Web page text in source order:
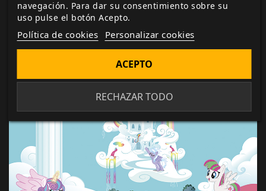
Equestria utilizada por el director de juego para
esconder sus mapas, notas y los dados que tira.
Además, hay información útil y referencias en el lado
navegación. Para dar su consentimiento sobre su
uso pulse el botón Acepto.
Política de cookies Personalizar cookies
RECHAZAR TODO
ACEPTO